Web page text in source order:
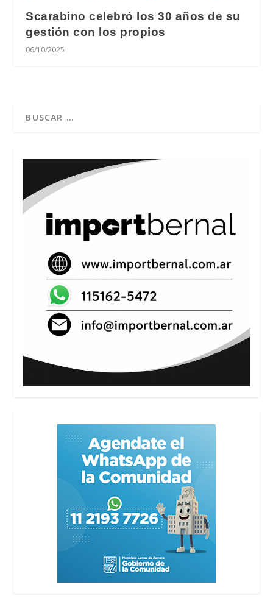
Scarabino celebró los 30 años de su
gestión con los propios
06/10/2025